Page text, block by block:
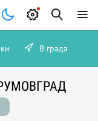
В града